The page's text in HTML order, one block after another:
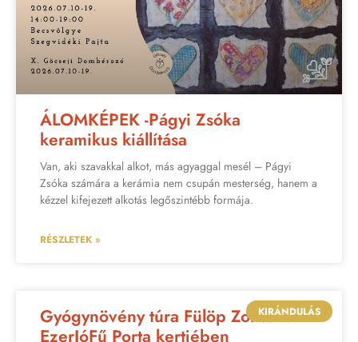
ÁLOMKÉPEK -Págyi Zsóka
keramikus kiállítása
Van, aki szavakkal alkot, más agyaggal mesél – Págyi
Zsóka számára a kerámia nem csupán mesterség, hanem a
kézzel kifejezett alkotás legőszintébb formája.
RÉSZLETEK »
KIRÁNDULÁS
Gyógynövény túra Fülöp Zolival az
EzerJóFű Porta kertjében